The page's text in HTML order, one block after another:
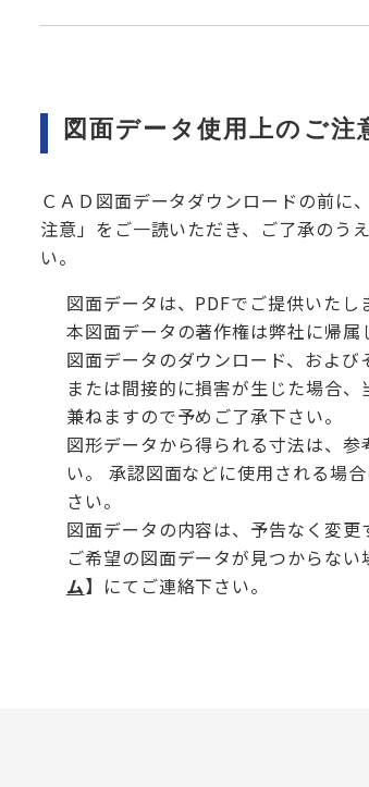
図面データ使用上のご注
ＣＡＤ図面データダウンロードの前に
注意」をご一読いただき、ご了承のう
い。
図面データは、PDFでご提供いたし
本図面データの著作権は弊社に帰属
図面データのダウンロード、およ
または間接的に損害が生じた場合
兼ねますので予めご了承下さい。
図形データから得られる寸法は、参
い。 承認図面などに使用される場
さい。
図面データの内容は、予告なく変更
ご希望の図面データが見つからない
ム】 にてご連絡下さい。